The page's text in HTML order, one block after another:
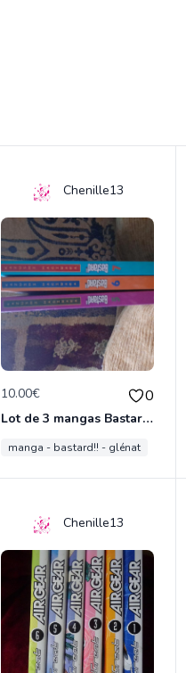
Chenille13
10.00€ 0
Lot de 3 mangas Bastard!!
manga - bastard!! - glénat
Chenille13